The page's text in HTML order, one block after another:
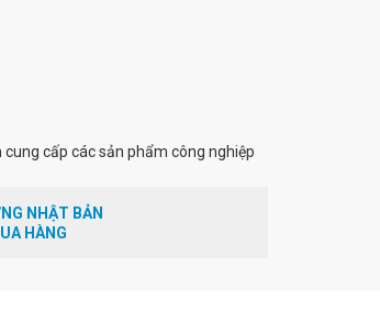
cấp các sản phẩm công nghiệp
NHẬT BẢN
HÀNG